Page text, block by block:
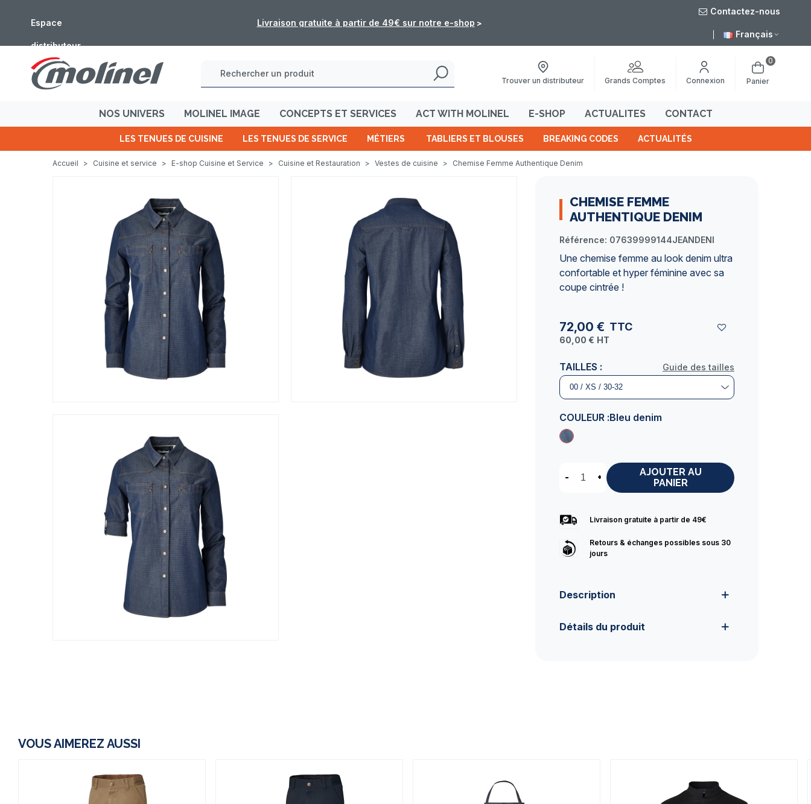
Espace
distributeur
Fermeture estivale : les commandes de l'e-shop ne seront pas traitées du 5 au 16 août
Contactez-nous
Français
Trouver un distributeur Grands Comptes Connexion Panier
0
NOS UNIVERS MOLINEL IMAGE CONCEPTS ET SERVICES ACT WITH MOLINEL E-SHOP ACTUALITES CONTACT
LES TENUES DE CUISINE LES TENUES DE SERVICE MÉTIERS TABLIERS ET BLOUSES BREAKING CODES ACTUALITÉS
Accueil > Cuisine et service > E-shop Cuisine et Service > Cuisine et Restauration > Vestes de cuisine > Chemise Femme Authentique Denim
CHEMISE FEMME
AUTHENTIQUE DENIM
Référence: 07639999144JEANDENI
Une chemise femme au look denim ultra
confortable et hyper féminine avec sa
coupe cintrée !
72,00 € TTC
60,00 € HT
Guide des tailles
TAILLES :
COULEUR :Bleu denim
- +
AJOUTER AU
PANIER
Livraison gratuite à partir de 49€
Retours & échanges possibles sous 30
jours
Description
Détails du produit
VOUS AIMEREZ AUSSI